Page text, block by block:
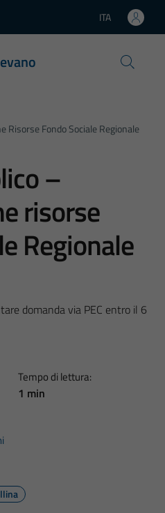
Lingua attiva:
ITA
Risorse Fondo Sociale Regionale
–
risorse
Regionale
domanda via PEC entro il 6
Tempo di lettura:
1 min